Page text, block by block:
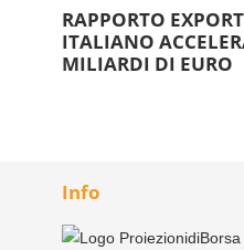
RAPPORTO
ITALIANO
MILIARDI DI EURO
Info